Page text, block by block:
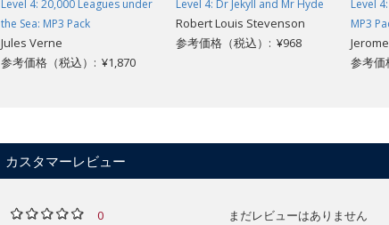
Level 4: 20,000 Leagues under
the Sea: MP3 Pack
Jules Verne
参考価格（税込）: ¥1,870
Level 4: Dr Jekyll and Mr Hyde
Robert Louis Stevenson
参考価格（税込）: ¥968
Level
MP3
参考価
カスタマーレビュー
0
まだレビューはありません